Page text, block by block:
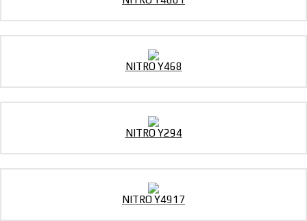
NITRO Y468
NITRO Y294
NITRO Y4917